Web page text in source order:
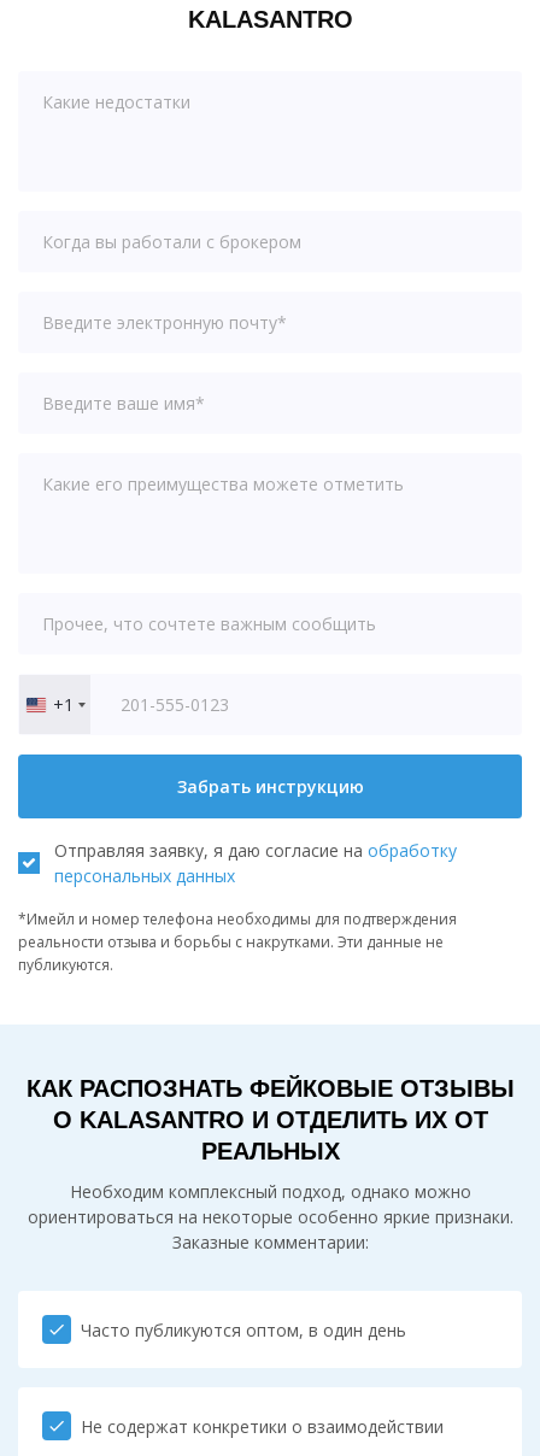
KALASANTRO
United
+1
Забрать инструкцию
Отправляя заявку, я даю согласие на обработку
персональных данных
*Имейл и номер телефона необходимы для подтверждения
реальности отзыва и борьбы с накрутками. Эти данные не
публикуются.
КАК РАСПОЗНАТЬ ФЕЙКОВЫЕ ОТЗЫВЫ
О KALASANTRO И ОТДЕЛИТЬ ИХ ОТ
РЕАЛЬНЫХ
Необходим комплексный подход, однако можно
ориентироваться на некоторые особенно яркие признаки.
Заказные комментарии:
check Часто публикуются оптом, в один день
check Не содержат конкретики о взаимодействии